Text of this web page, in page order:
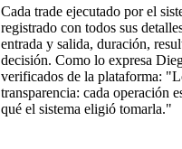
Cada trade ejecutado por el
registrado con todos sus
entrada y salida, duración,
decisión. Como lo expresa
verificados de la plataforma:
transparencia: cada operación
qué el sistema eligió tomarla."